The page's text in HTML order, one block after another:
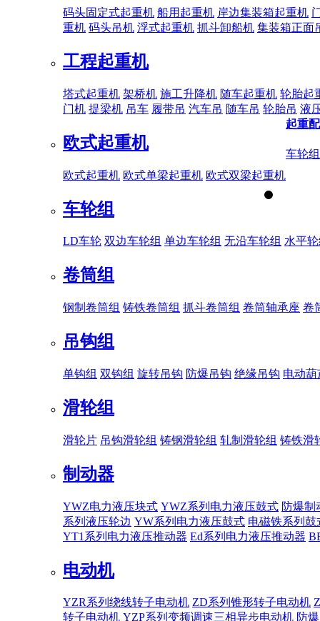
码头固定式起重机 船用起重机 岸边集装箱起重机
重机 码头吊机 浮式起重机 抓斗卸船机 集装箱正面
工程起重机
塔式起重机 架桥机 施工升降机 随车起重机 轮胎起
门机 提梁机 吊车 履带吊 汽车吊 随车吊 轮胎吊 液
欧式起重机
欧式起重机 欧式单梁起重机 欧式双梁起重机
起重
车轮组
车轮组
LD车轮 双边车轮组 单边车轮组 无沿车轮组 水平
卷筒组
钢制卷筒组 铸铁卷筒组 抓斗卷筒组 卷筒轴承座 卷
吊钩组
单钩组 双钩组 旋转吊钩 防爆吊钩 绝缘吊钩 电动
滑轮组
滑轮片 吊钩滑轮组 铸钢滑轮组 轧制滑轮组 铸铁滑
制动器
YWZ电力液压块式 YWZ系列电力液压鼓式 防爆制
系列液压轮边 YW系列电力液压鼓式 电磁铁系列鼓
YT1系列电力液压推动器 Ed系列电力液压推动器
电动机
YZR系列绕线转子电动机 ZD系列锥形转子电动机
转子电动机 YZP系列变频调速三相异步电动机 防